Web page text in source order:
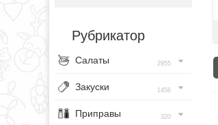
Рубрикатор
Салаты 2955
Закуски 1456
Приправы 320